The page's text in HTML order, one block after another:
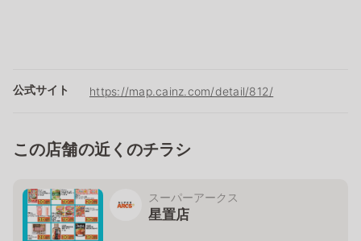
公式サイト https://map.cainz.com/detail/812/
この店舗の近くのチラシ
スーパーアークス
星置店